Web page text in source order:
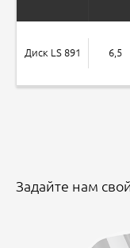
Диск LS 891 6,5
Задайте нам